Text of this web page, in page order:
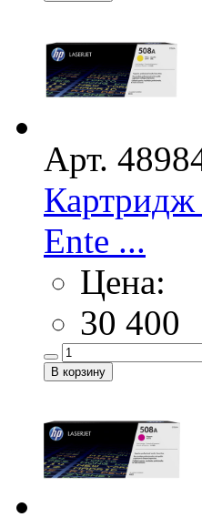
Арт.
Картридж
Ente ...
Цена:
30 400